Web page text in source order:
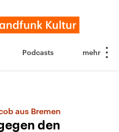
Podcasts
aus Bremen
den